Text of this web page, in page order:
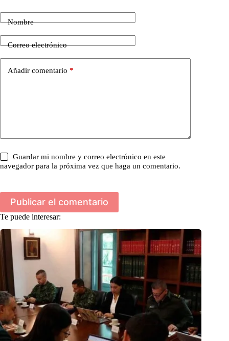
Nombre
Correo electrónico
Añadir comentario *
Guardar mi nombre y correo electrónico en este
navegador para la próxima vez que haga un comentario.
Publicar el comentario
Te puede interesar: